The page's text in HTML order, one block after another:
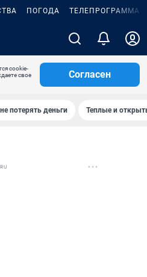
ПОГОДА ТЕЛЕПРОГРАММА
cookie-
свое
Согласен
потерять деньги Теплые и